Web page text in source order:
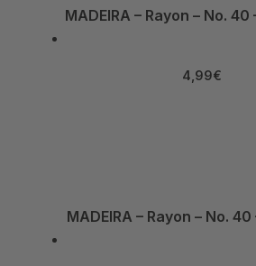
MADEIRA – Rayon – No.
4,99€
MADEIRA – Rayon – No.